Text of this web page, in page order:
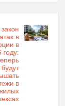
в
в
году:
будут
в